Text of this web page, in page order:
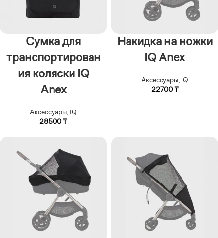
Сумка для
транспортирован
ия коляски IQ
Anex
Аксессуары, IQ
28500₸
Накидка на ножки
IQ Anex
Аксессуары, IQ
22700₸